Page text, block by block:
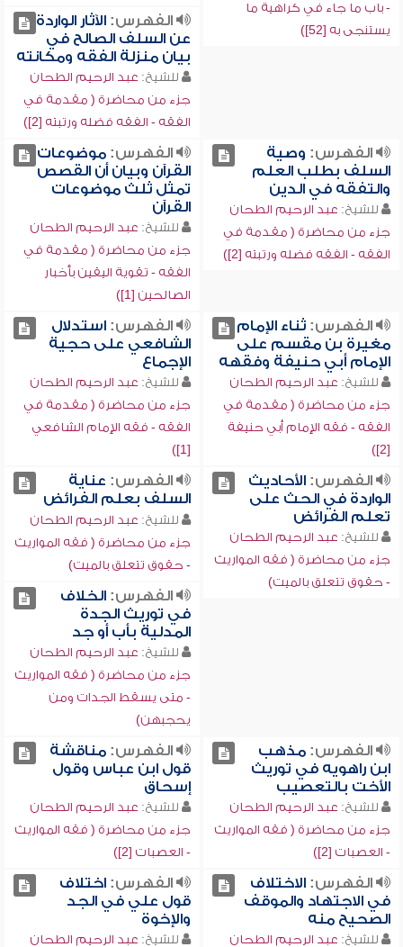
- باب ما جاء في كراهية ما
يستنجى به [52])
الفهرس:الآثار الواردة
عن السلف الصالح في
بيان منزلة الفقه ومكانته
للشيخ: عبد الرحيم الطحان
جزء من محاضرة ( مقدمة في
الفقه - الفقه فضله ورتبته [2])
الفهرس: وصية
السلف بطلب العلم
والتفقه في الدين
للشيخ: عبد الرحيم الطحان
جزء من محاضرة ( مقدمة في
الفقه - الفقه فضله ورتبته [2])
الفهرس:موضوعات
القرآن وبيان أن القصص
تمثل ثلث موضوعات
القرآن
للشيخ: عبد الرحيم الطحان
جزء من محاضرة ( مقدمة في
الفقه - تقوية اليقين بأخبار
الصالحين [1])
الفهرس:ثناء الإمام
مغيرة بن مقسم على
الإمام أبي حنيفة وفقهه
للشيخ: عبد الرحيم الطحان
جزء من محاضرة ( مقدمة في
الفقه - فقه الإمام أبي حنيفة
[2])
الفهرس:استدلال
الشافعي على حجية
الإجماع
للشيخ: عبد الرحيم الطحان
جزء من محاضرة ( مقدمة في
الفقه - فقه الإمام الشافعي
[1])
الفهرس:الأحاديث
الواردة في الحث على
تعلم الفرائض
للشيخ: عبد الرحيم الطحان
جزء من محاضرة ( فقه المواريث
- حقوق تتعلق بالميت)
الفهرس: عناية
السلف بعلم الفرائض
للشيخ: عبد الرحيم الطحان
جزء من محاضرة ( فقه المواريث
- حقوق تتعلق بالميت)
الفهرس:الخلاف
في توريث الجدة
المدلية بأب أو جد
للشيخ: عبد الرحيم الطحان
جزء من محاضرة ( فقه المواريث
- متى يسقط الجدات ومن
يحجبهن)
الفهرس:مذهب
ابن راهويه في توريث
الأخت بالتعصيب
للشيخ: عبد الرحيم الطحان
جزء من محاضرة ( فقه المواريث
- العصبات [2])
الفهرس:مناقشة
قول ابن عباس وقول
إسحاق
للشيخ: عبد الرحيم الطحان
جزء من محاضرة ( فقه المواريث
- العصبات [2])
الفهرس:الاختلاف
في الاجتهاد والموقف
الصحيح منه
للشيخ: عبد الرحيم الطحان
الفهرس:اختلاف
قول علي في الجد
والإخوة
للشيخ: عبد الرحيم الطحان